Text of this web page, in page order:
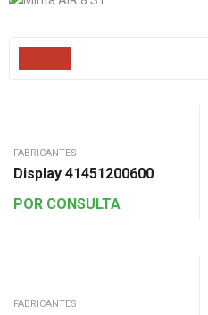
FABRICANTES
Display 41451200600
POR CONSULTA
FABRICANTES